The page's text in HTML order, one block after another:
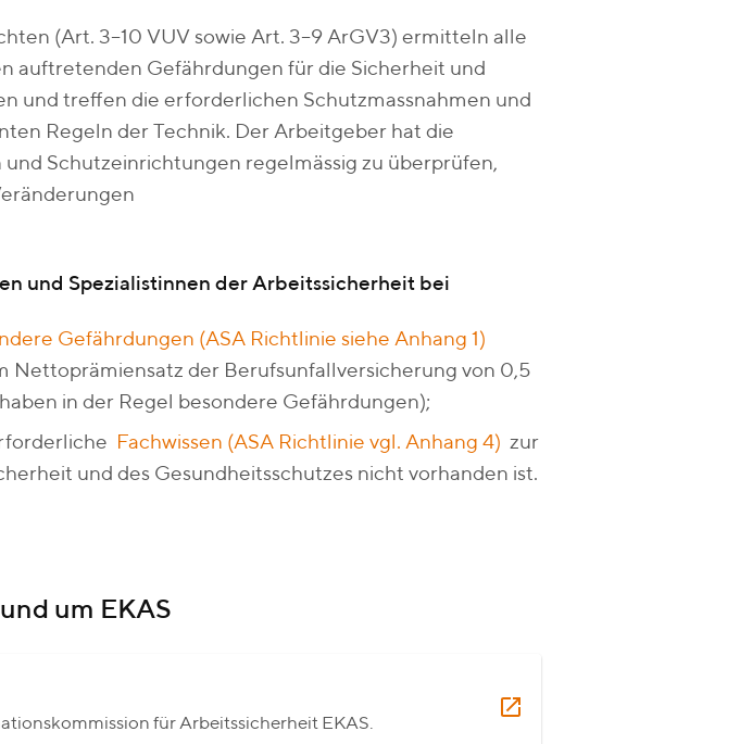
(Art. 3–10 VUV sowie Art. 3–9 ArGV3) ermitteln alle
auftretenden Gefährdungen für die Sicherheit und
und treffen die erforderlichen Schutzmassnahmen und
Regeln der Technik. Der Arbeitgeber hat die
Schutzeinrichtungen regelmässig zu überprüfen,
und Spezialistinnen der Arbeitssicherheit bei
Gefährdungen (ASA Richtlinie siehe Anhang 1)
Nettoprämiensatz der Berufsunfallversicherung von 0,5
in der Regel besondere Gefährdungen);
Fachwissen (ASA Richtlinie vgl. Anhang 4) zur
und des Gesundheitsschutzes nicht vorhanden ist.
um EKAS
für Arbeitssicherheit EKAS.